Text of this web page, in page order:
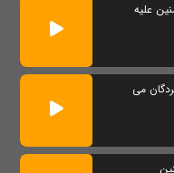
علیه
می